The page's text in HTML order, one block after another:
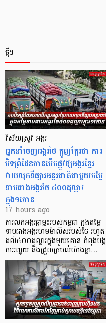
ថ្មីៗ
វិស័យស្រូវ អង្ករ
អ្នកនាំចេញអង្ករថៃ ត្អូញត្អែរថា ការ
បិទព្រំដែនបានបើកផ្លូវឱ្យអង្ករខ្មែរ
វាយលុកទីផ្សារអន្តរជាតិជាមួយតម្លៃ
ទាបជាងអង្ករថៃ ៤០០ដុល្លារ
ក្នុង១តោន
17 hours ago
ការលក់អង្ករផ្កាម្លិះរបស់កម្ពុជា ក្នុងតម្លៃ
ទាបជាងអង្ករហមម៉ាលិសរបស់ថៃ រហូត
ដល់៤០០ដុល្លារក្នុងមួយតោន កំពុងបង្ក
ការរញ្ជួយ និងជ្រួលច្របល់យ៉ាងខ្លា…